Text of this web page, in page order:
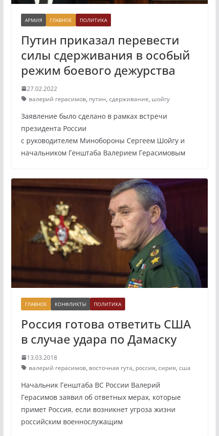
АРМИЯ ГЛАВНОЕ ПОЛИТИКА
Путин приказал перевести
силы сдерживания в особый
режим боевого дежурства
27.02.2022
валерий герасимов, путин, сдерживание, шойгу
Заявление было сделано в рамках встречи
президента России
с руководителем Минобороны Сергеем Шойгу и
начальником Генштаба Валерием Герасимовым
ГЛАВНОЕ КОНФЛИКТЫ ПОЛИТИКА
Россия готова ответить США
в случае удара по Дамаску
13.03.2018
валерий герасимов, восточная гута, россия, сирия, сша
Начальник Генштаба ВС России Валерий
Герасимов заявил об ответных мерах, которые
примет Россия, если возникнет угроза жизни
российским военнослужащим